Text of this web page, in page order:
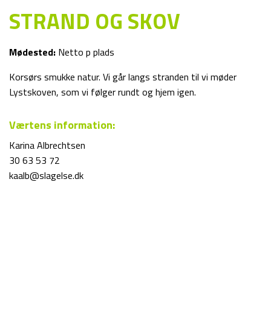
STRAND OG SKOV
Mødested: Netto p plads
Korsørs smukke natur. Vi går langs stranden til vi møder
Lystskoven, som vi følger rundt og hjem igen.
Værtens information:
Karina Albrechtsen
30 63 53 72
kaalb@slagelse.dk